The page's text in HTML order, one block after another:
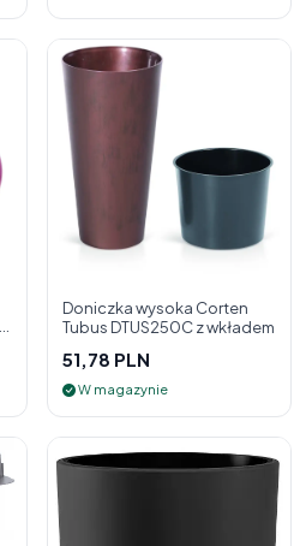
Doniczka wysoka Corten
Tubus DTUS250C z wkładem
51,78 PLN
W magazynie